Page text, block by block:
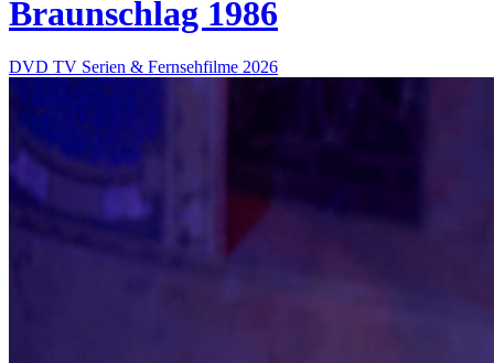
Braunschlag 1986
DVD TV Serien & Fernsehfilme 2026